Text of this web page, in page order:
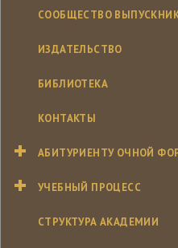
СООБЩЕСТВО
ИЗДАТЕЛЬСТВО
БИБЛИОТЕКА
КОНТАКТЫ
АБИТУРИЕНТУ ОЧНОЙ
УЧЕБНЫЙ ПРОЦЕСС
СТРУКТУРА АКАДЕМИИ